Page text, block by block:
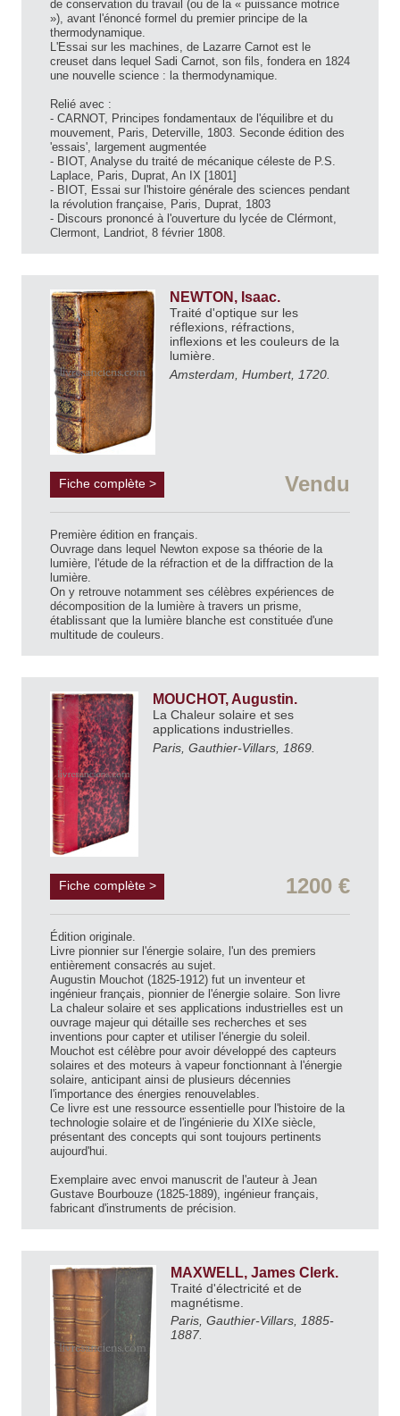
de conservation du travail (ou de la « puissance motrice
»), avant l'énoncé formel du premier principe de la
thermodynamique.
L'Essai sur les machines, de Lazarre Carnot est le
creuset dans lequel Sadi Carnot, son fils, fondera en 1824
une nouvelle science : la thermodynamique.
Relié avec :
- CARNOT, Principes fondamentaux de l'équilibre et du
mouvement, Paris, Deterville, 1803. Seconde édition des
'essais', largement augmentée
- BIOT, Analyse du traité de mécanique céleste de P.S.
Laplace, Paris, Duprat, An IX [1801]
- BIOT, Essai sur l'histoire générale des sciences pendant
la révolution française, Paris, Duprat, 1803
- Discours prononcé à l'ouverture du lycée de Clérmont,
Clermont, Landriot, 8 février 1808.
NEWTON, Isaac.
Traité d'optique sur les
réflexions, réfractions,
inflexions et les couleurs de la
lumière.
Amsterdam, Humbert, 1720.
Fiche complète > Vendu
Première édition en français.
Ouvrage dans lequel Newton expose sa théorie de la
lumière, l'étude de la réfraction et de la diffraction de la
lumière.
On y retrouve notamment ses célèbres expériences de
décomposition de la lumière à travers un prisme,
établissant que la lumière blanche est constituée d'une
multitude de couleurs.
MOUCHOT, Augustin.
La Chaleur solaire et ses
applications industrielles.
Paris, Gauthier-Villars, 1869.
Fiche complète > 1200 €
Édition originale.
Livre pionnier sur l'énergie solaire, l'un des premiers
entièrement consacrés au sujet.
Augustin Mouchot (1825-1912) fut un inventeur et
ingénieur français, pionnier de l'énergie solaire. Son livre
La chaleur solaire et ses applications industrielles est un
ouvrage majeur qui détaille ses recherches et ses
inventions pour capter et utiliser l'énergie du soleil.
Mouchot est célèbre pour avoir développé des capteurs
solaires et des moteurs à vapeur fonctionnant à l'énergie
solaire, anticipant ainsi de plusieurs décennies
l'importance des énergies renouvelables.
Ce livre est une ressource essentielle pour l'histoire de la
technologie solaire et de l'ingénierie du XIXe siècle,
présentant des concepts qui sont toujours pertinents
aujourd'hui.
Exemplaire avec envoi manuscrit de l'auteur à Jean
Gustave Bourbouze (1825-1889), ingénieur français,
fabricant d'instruments de précision.
MAXWELL, James Clerk.
Traité d'électricité et de
magnétisme.
Paris, Gauthier-Villars, 1885-
1887.